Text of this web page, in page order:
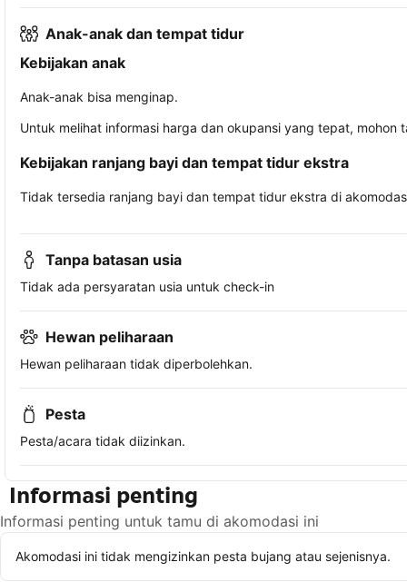
Anak-anak dan tempat tidur
Kebijakan anak
Anak-anak bisa menginap.
Untuk melihat informasi harga dan okupansi yang tepat,
Kebijakan ranjang bayi dan tempat tidur ekstra
Tidak tersedia ranjang bayi dan tempat tidur ekstra di
Tanpa batasan usia
Tidak ada persyaratan usia untuk check-in
Hewan peliharaan
Hewan peliharaan tidak diperbolehkan.
Pesta
Pesta/acara tidak diizinkan.
Informasi penting
Informasi penting untuk tamu di akomodasi ini
Akomodasi ini tidak mengizinkan pesta bujang atau sejenisnya.